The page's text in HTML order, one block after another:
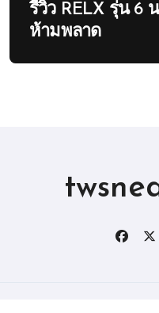
รีวิว RELX รุ่น 6
ห้ามพลาด